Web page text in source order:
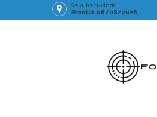
Seja bem-vindo
Brasília,06/08/2026